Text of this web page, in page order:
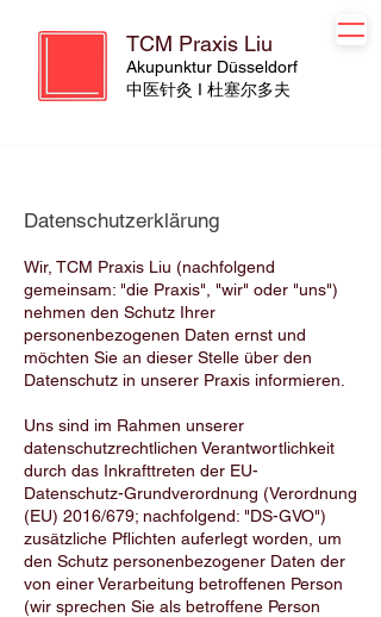
TCM Praxis Liu
Akupunktur Düsseldorf
​​中医针灸 I 杜塞尔多夫
Datenschutzerklärung
Wir, TCM Praxis Liu (nachfolgend
gemeinsam: "die Praxis", "wir" oder "uns")
nehmen den Schutz Ihrer
personenbezogenen Daten ernst und
möchten Sie an dieser Stelle über den
Datenschutz in unserer Praxis informieren.
Uns sind im Rahmen unserer
datenschutzrechtlichen Verantwortlichkeit
durch das Inkrafttreten der EU-
Datenschutz-Grundverordnung (Verordnung
(EU) 2016/679; nachfolgend: "DS-GVO")
zusätzliche Pflichten auferlegt worden, um
den Schutz personenbezogener Daten der
von einer Verarbeitung betroffenen Person
(wir sprechen Sie als betroffene Person